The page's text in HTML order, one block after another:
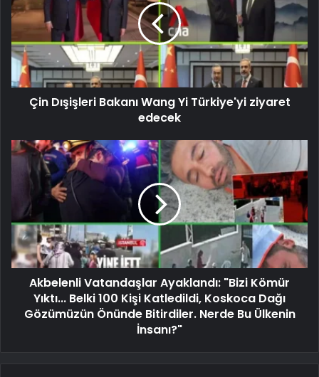
Çin Dışişleri Bakanı Wang Yi Türkiye'yi ziyaret
edecek
Akbelenli Vatandaşlar Ayaklandı: "Bizi Kömür
Yıktı... Belki 100 Kişi Katledildi, Koskoca Dağı
Gözümüzün Önünde Bitirdiler. Nerde Bu Ülkenin
İnsanı?"